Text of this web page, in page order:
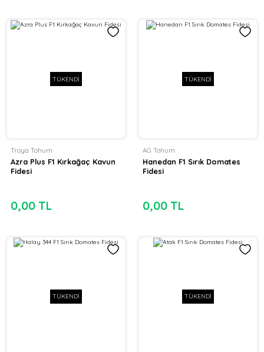
TÜKENDİ
Troya Tohum
Azra Plus F1 Kırkağaç Kavun
Fidesi
0,00 TL
TÜKENDİ
AG Tohum
Hanedan F1 Sırık Domates
Fidesi
0,00 TL
TÜKENDİ TÜKENDİ